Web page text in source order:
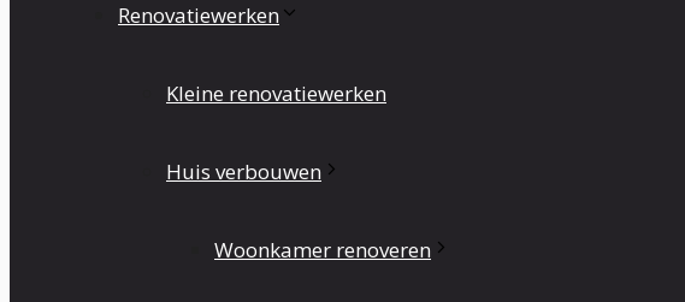
Renovatiewerken
Kleine renovatiewerken
Huis verbouwen
Woonkamer renoveren